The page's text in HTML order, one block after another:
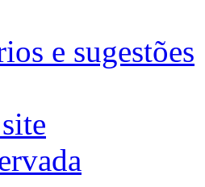
e sugestões